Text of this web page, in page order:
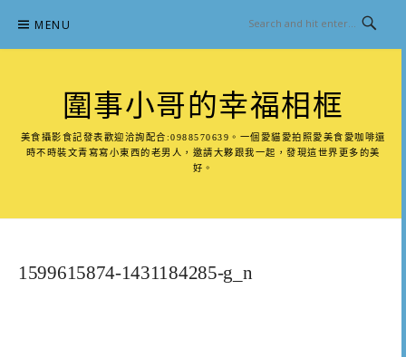
content
MENU
圍事小哥的幸福相框
美食攝影食記發表歡迎洽詢配合:0988570639。一個愛貓愛拍照愛美食愛咖啡還
時不時裝文青寫寫小東西的老男人，邀請大夥跟我一起，發現這世界更多的美
好。
1599615874-1431184285-g_n